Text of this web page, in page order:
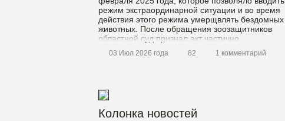
режим экстраординарной ситуации и во время
действия этого режима умерщвлять бездомных
животных. После обращения зоозащитников
областной суд признал акт частично
03 Июл 2026 года 82 1 комментарий
Колонка новостей